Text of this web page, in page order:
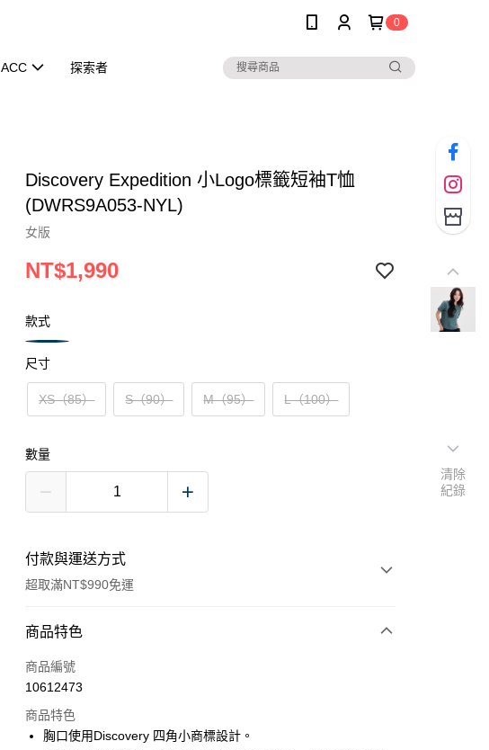
0
ACC 探索者
Discovery Expedition 小Logo標籤短袖T恤
(DWRS9A053-NYL)
女版
NT$1,990
款式
尺寸
XS（85） S（90） M（95） L（100）
數量
付款與運送方式
超取滿NT$990免運
付款方式
信用卡一次付款
LINE Pay
商品特色
商品編號
10612473
商品特色
胸口使用Discovery 四角小商標設計。
清除
紀錄